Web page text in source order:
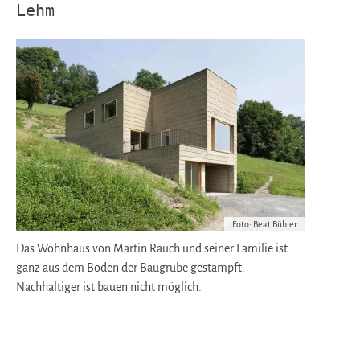
Lehm
Das Wohnhaus von Martin Rauch und seiner Familie ist
ganz aus dem Boden der Baugrube gestampft.
Nachhaltiger ist bauen nicht möglich.
Foto: Beat Bühler